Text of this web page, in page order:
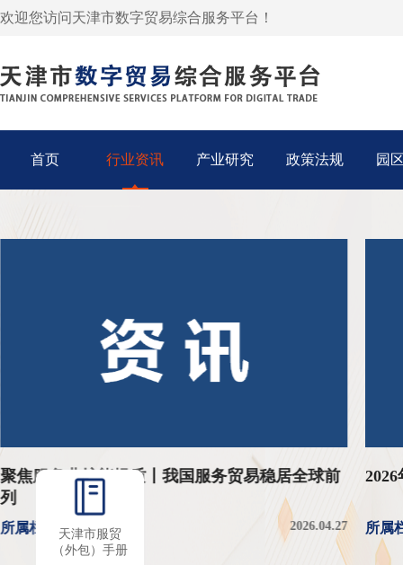
欢迎您访问天津市数字贸易综合服务平台！
首页 行业资讯 产业研究 政策法规 园
服务业扩能提质丨我国服务贸易稳居全球前
栏目：资讯 2026.04.27
2026
所属栏
天津市服贸
（外包）手册